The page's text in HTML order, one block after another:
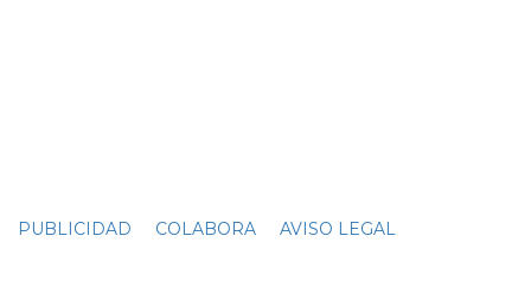
PUBLICIDAD COLABORA
AVISO LEGAL